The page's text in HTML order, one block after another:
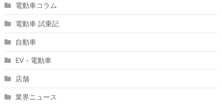
電動車コラム
電動車 試乗記
自動車
EV・電動車
店舗
業界ニュース